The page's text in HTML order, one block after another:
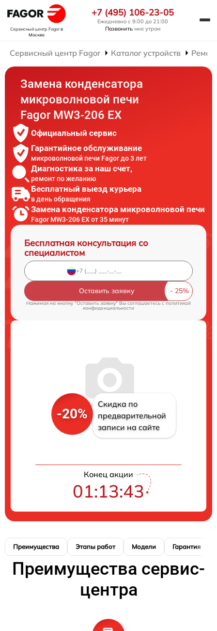
Сервисный центр Fagorв
Москве
+7 (495) 106-23-05
Ежедневно с 9:00 до 21:00
Позвонить мне утром
Сервисный центр Fagor Каталог устройств
Замена конденсатора
микроволновой печи
Fagor MW3-206 EX
Официальный сервис
Гарантийное обслуживание
микроволновой печи Fagor до 3 лет
Диагностика за наш счет,
ремонт по желанию
Бесплатный выезд курьера
в день обращения
Замена конденсатора микроволновой печи
Fagor MW3-206 EX от 35 минут
Бесплатная консультация со
специалистом
Оставить заявку
Нажимая на кнопку "Оставить заявку" Вы соглашаетесь cполитикой
конфиденциальности
-20%
Скидка по
предварительной
записи на сайте
Конец акции
01:13:42
Преимущества Этапы работ Модели Гарантия
Преимущества сервис-
центра